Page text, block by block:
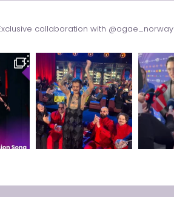
collaboration with @ogae_norway